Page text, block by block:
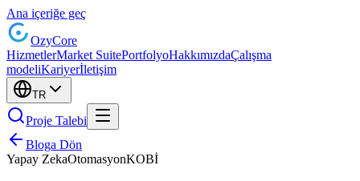
Ana içeriğe geç
OzyCore
HizmetlerMarket SuitePortfolyoHakkımızdaÇalışma
modeliKariyerİletişim
TR
Proje Talebi
Bloga Dön
Yapay ZekaOtomasyonKOBİ